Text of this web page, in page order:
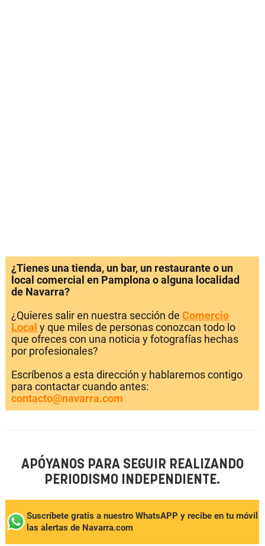
¿Tienes una tienda, un bar, un restaurante o un
local comercial en Pamplona o alguna localidad
de Navarra?
¿Quieres salir en nuestra sección de Comercio
Local y que miles de personas conozcan todo lo
que ofreces con una noticia y fotografías hechas
por profesionales?
Escríbenos a esta dirección y hablaremos contigo
para contactar cuando antes:
contacto@navarra.com
APÓYANOS PARA SEGUIR REALIZANDO
PERIODISMO INDEPENDIENTE.
Suscríbete gratis a nuestro WhatsAPP y recibe en tu móvil
las alertas de Navarra.com